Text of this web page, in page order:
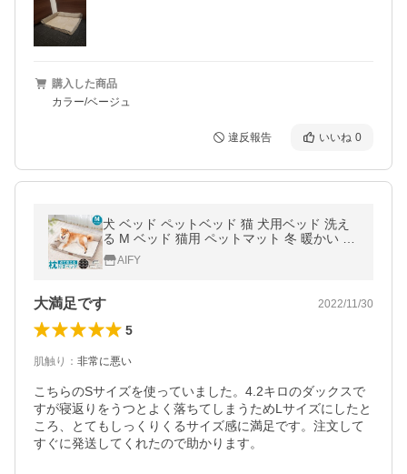
購入した商品
カラー/ベージュ
違反報告 いいね 0
犬 ベッド ペットベッド 猫 犬用ベッド 洗え
る M ベッド 猫用 ペットマット 冬 暖かい 小
型犬 老犬 シニア 犬のベッド 介護 L字 U字 A
IFY アイフィー
AIFY
大満足です 2022/11/30
5
肌触り ： 非常に悪い
こちらのSサイズを使っていました。4.2キロのダックスで
すが寝返りをうつとよく落ちてしまうためLサイズにしたと
ころ、とてもしっくりくるサイズ感に満足です。注文して
すぐに発送してくれたので助かります。